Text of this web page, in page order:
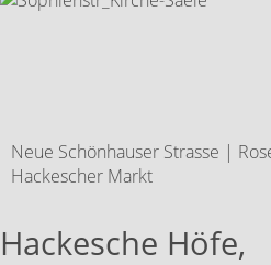
Neue Schönhauser Strasse |
Hackescher Markt
Hackesche Höfe,